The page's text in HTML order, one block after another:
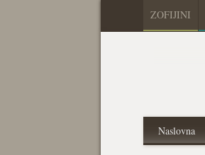
ZOFIJINI
Naslovna